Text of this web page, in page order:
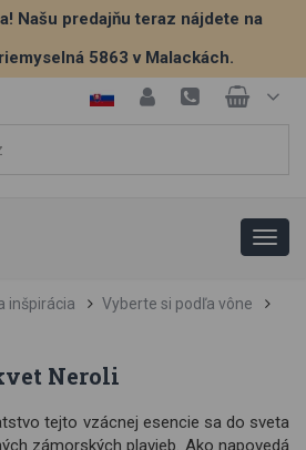
Našu predajňu teraz nájdete na
5863 v Malackách.
inšpirácia
Vyberte si podľa vône
Neroli
tejto vzácnej esencie sa do sveta
zámorských plavieb. Ako napovedá